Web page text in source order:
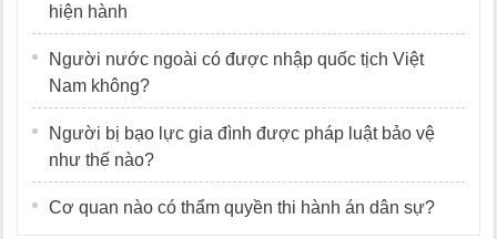
hiện hành
Người nước ngoài có được nhập quốc tịch Việt
Nam không?
Người bị bạo lực gia đình được pháp luật bảo vệ
như thế nào?
Cơ quan nào có thẩm quyền thi hành án dân sự?